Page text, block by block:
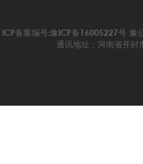
ICP备案编号:豫ICP备16005227号 豫
通讯地址：河南省开封